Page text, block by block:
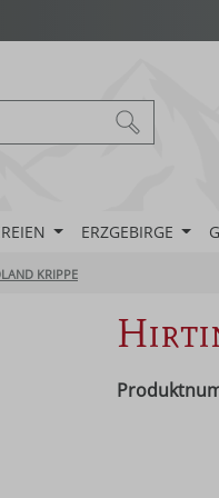
ERZGEBIRGE
KRIPPE